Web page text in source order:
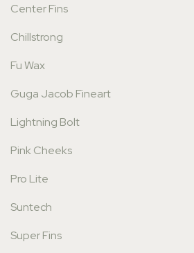
Center Fins
Chillstrong
Fu Wax
Guga Jacob Fineart
Lightning Bolt
Pink Cheeks
Pro Lite
Suntech
Super Fins